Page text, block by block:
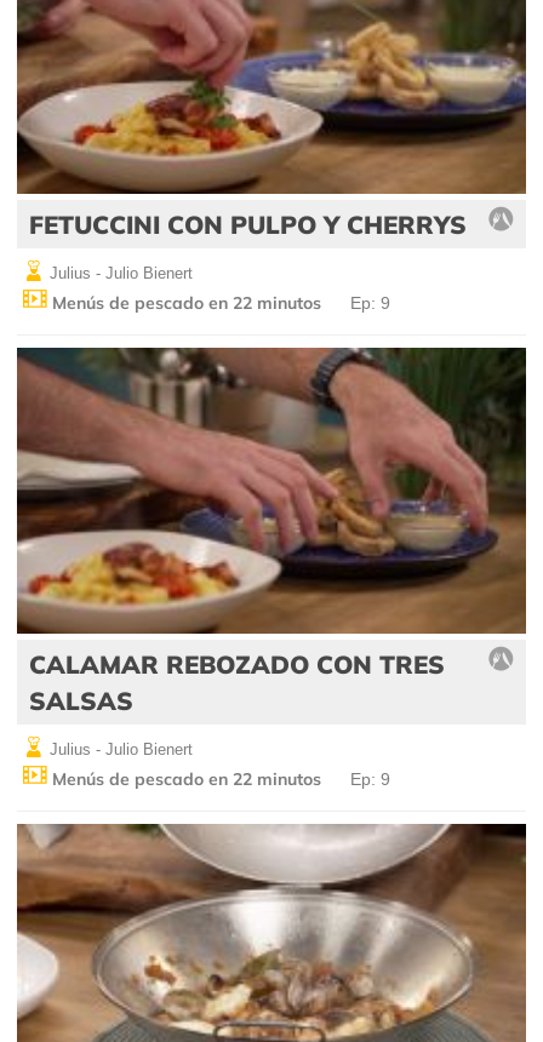
FETUCCINI CON PULPO Y CHERRYS
Julius - Julio Bienert
Menús de pescado en 22 minutos Ep: 9
CALAMAR REBOZADO CON TRES
SALSAS
Julius - Julio Bienert
Menús de pescado en 22 minutos Ep: 9